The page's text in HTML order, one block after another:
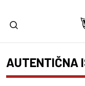
AUTENTIČNA